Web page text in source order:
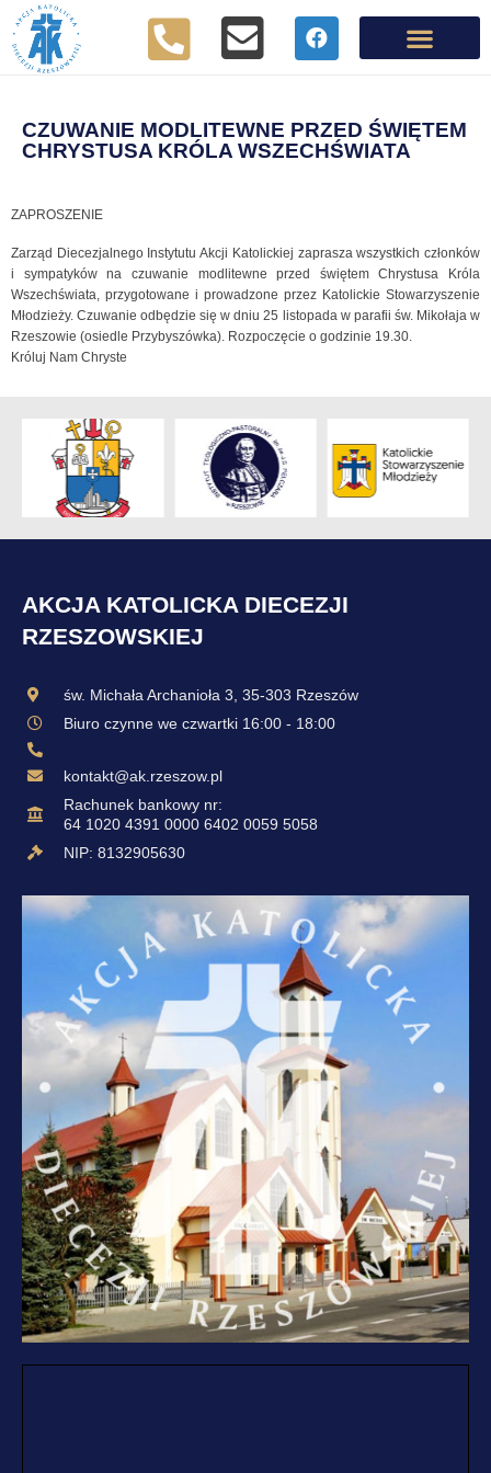
CZUWANIE MODLITEWNE PRZED ŚWIĘTEM
CHRYSTUSA KRÓLA WSZECHŚWIATA
ZAPROSZENIE
Zarząd Diecezjalnego Instytutu Akcji Katolickiej zaprasza wszystkich członków
i sympatyków na czuwanie modlitewne przed świętem Chrystusa Króla
Wszechświata, przygotowane i prowadzone przez Katolickie Stowarzyszenie
Młodzieży. Czuwanie odbędzie się w dniu 25 listopada w parafii św. Mikołaja w
Rzeszowie (osiedle Przybyszówka). Rozpoczęcie o godzinie 19.30.
Króluj Nam Chryste
AKCJA KATOLICKA DIECEZJI
RZESZOWSKIEJ
św. Michała Archanioła 3, 35-303 Rzeszów
Biuro czynne we czwartki 16:00 - 18:00
kontakt@ak.rzeszow.pl
Rachunek bankowy nr:
64 1020 4391 0000 6402 0059 5058
NIP: 8132905630